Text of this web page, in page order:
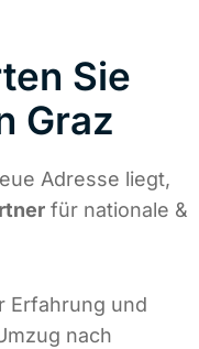
Sie
Graz
Adresse liegt,
für nationale &
Erfahrung und
nach